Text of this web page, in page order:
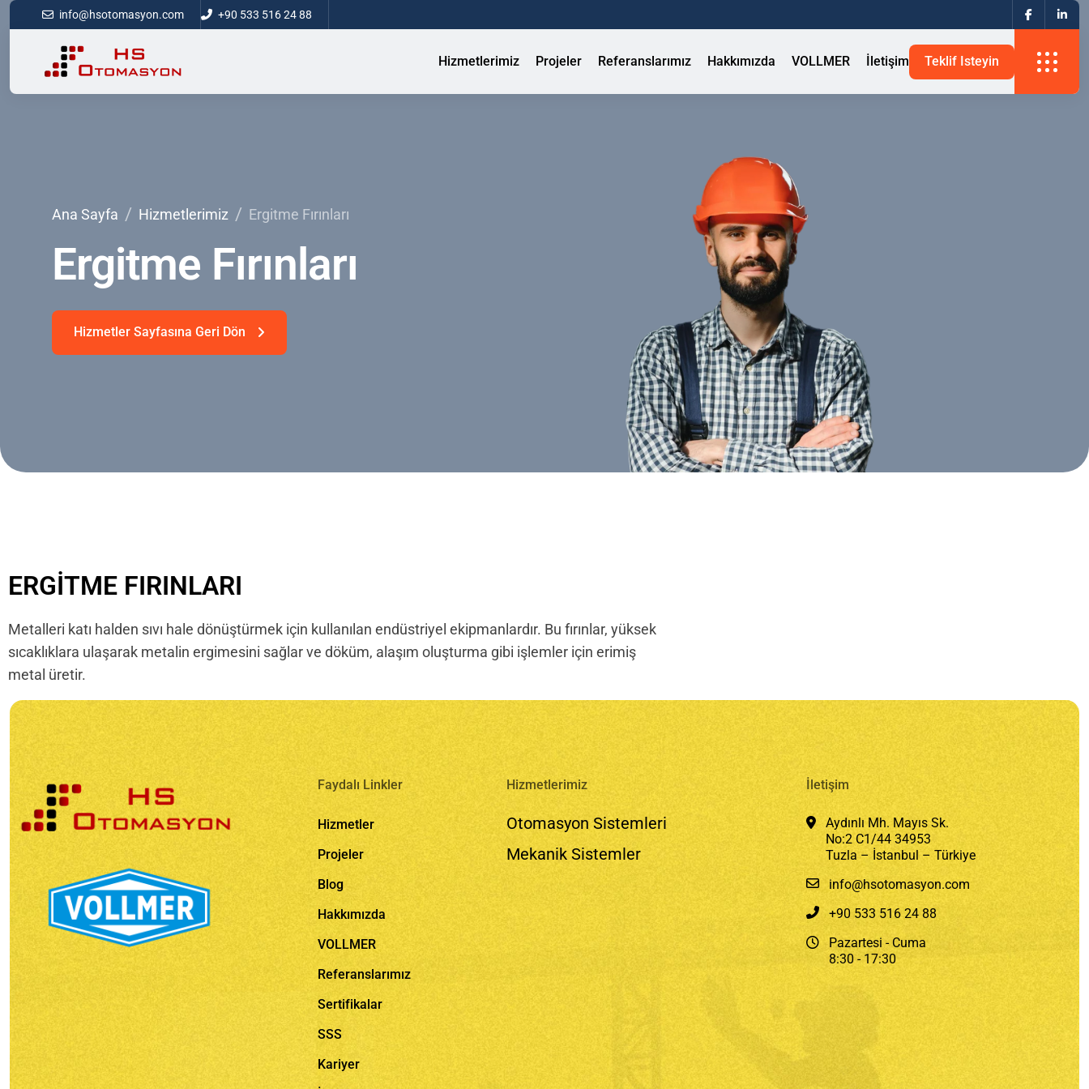
info@hsotomasyon.com +90 533 516 24 88
Hizmetlerimiz Projeler Referanslarımız Hakkımızda VOLLMER İletişim
Ana Sayfa Hizmetlerimiz Ergitme Fırınları
Ergitme Fırınları
ERGITME FIRINLARI
Metalleri katı halden sıvı hale dönüştürmek için kullanılan endüstriyel ekipmanlardır. Bu fırınlar, yüksek
sıcaklıklara ulaşarak metalin ergimesini sağlar ve döküm, alaşım oluşturma gibi işlemler için erimiş
metal üretir.
Faydalı Linkler
Hizmetler
Projeler
Blog
Hakkımızda
VOLLMER
Referanslarımız
Sertifikalar
SSS
Kariyer
Hizmetlerimiz
Otomasyon Sistemleri
Mekanik Sistemler
İletişim
Aydınlı Mh. Mayıs Sk.
No:2 C1/44 34953
Tuzla – İstanbul – Türkiye
info@hsotomasyon.com
+90 533 516 24 88
Pazartesi - Cuma
8:30 - 17:30